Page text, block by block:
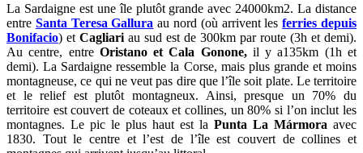
La Sardaigne est une île plutôt grande avec 24000km2. La distance
entre Santa Teresa Gallura au nord (où arrivent lesferries depuis
Bonifacio) et Cagliari au sud est de 300km par route (3h et demi).
Au centre, entre Oristano et Cala Gonone,il y a135km (1h et
demi). La Sardaigne ressemble la Corse, mais plus grande et moins
montagneuse, ce qui ne veut pas dire que l’île soit plate. Le territoire
et le relief est plutôt montagneux. Ainsi, presque un 70% du
territoire est couvert de coteaux et collines, un 80% si l’on inclut les
montagnes. Le pic le plus haut est la Punta La Mármora avec
1830. Tout le centre et l’est de l’île est couvert de collines et